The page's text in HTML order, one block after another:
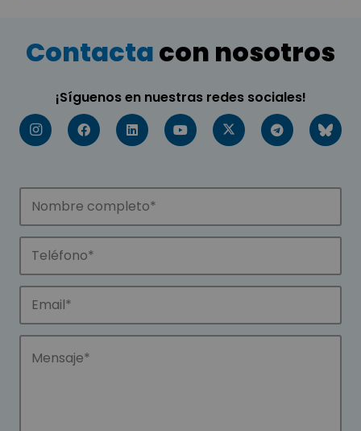
Contactacon nosotros
¡Síguenos en nuestras redes sociales!